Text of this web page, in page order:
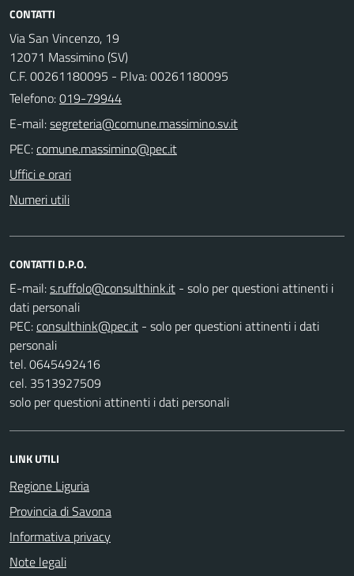
CONTATTI
Via San Vincenzo, 19
12071 Massimino (SV)
C.F. 00261180095 - P.Iva: 00261180095
Telefono:019-79944
E-mail:
PEC:
Uffici e orari
Numeri utili
CONTATTI D.P.O.
E-mail:
- solo per questioni attinenti i
dati personali
PEC:
- solo per questioni attinenti i dati
personali
tel. 0645492416
cel. 3513927509
solo per questioni attinenti i dati personali
LINK UTILI
Regione Liguria
Provincia di Savona
Informativa privacy
Note legali